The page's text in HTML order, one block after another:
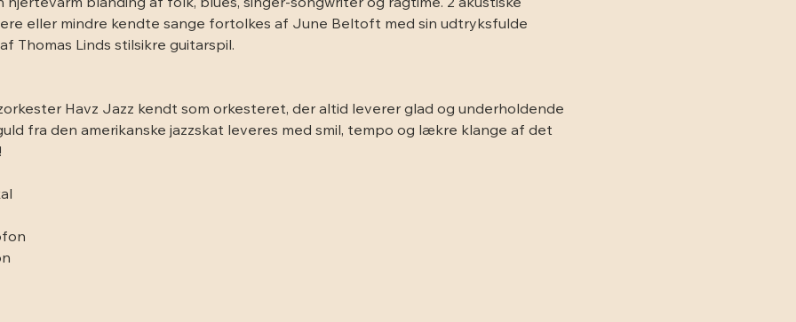
hjertevarm blanding af folk, blues, singer-songwriter og ragtime. 2 akustiske
eller mindre kendte sange fortolkes af June Beltoft med sin udtryksfulde
Thomas Linds stilsikre guitarspil.
Havz Jazz kendt som orkesteret, der altid leverer glad og underholdende
fra den amerikanske jazzskat leveres med smil, tempo og lækre klange af det